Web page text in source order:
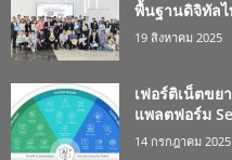
พื้นฐานดิจิทัล
19 สิงหาคม 2025
เฟอร์ติเน็ตขย
แพลตฟอร์ม
14 กรกฎาคม 2025